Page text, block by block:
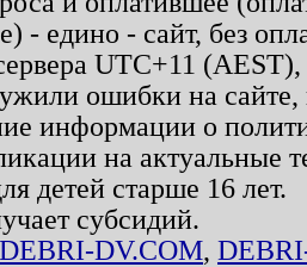
- едино - сайт, без
UTC+11
ошибки на
информации о
на актуальные
детей старше 16 лет.
субсидий.
DEBRI-DV.COM,